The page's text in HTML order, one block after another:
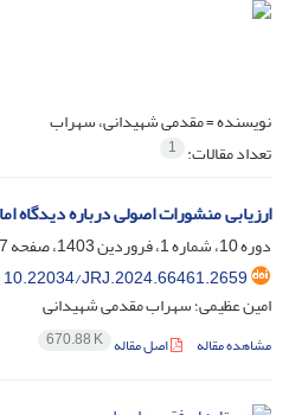
نویسنده =مقدمی شهیدانی، سهراب
تعداد مقالات: 1
ارزیابی منشورات اصولی درباره
دوره 10، شماره 1، فروردین 1403، صفحه
7-35
10.22034/JRJ.2024.66461.2659
امین عظیمی؛ سهراب مقدمی شهیدانی
مشاهده مقاله اصل مقاله 670.88 K